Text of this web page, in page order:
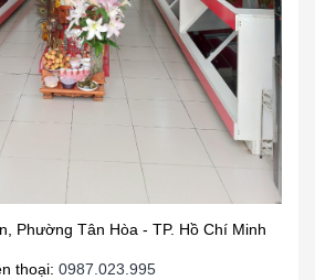
Phường Tân Hòa - TP. Hồ Chí Minh
thoại: 0987.023.995